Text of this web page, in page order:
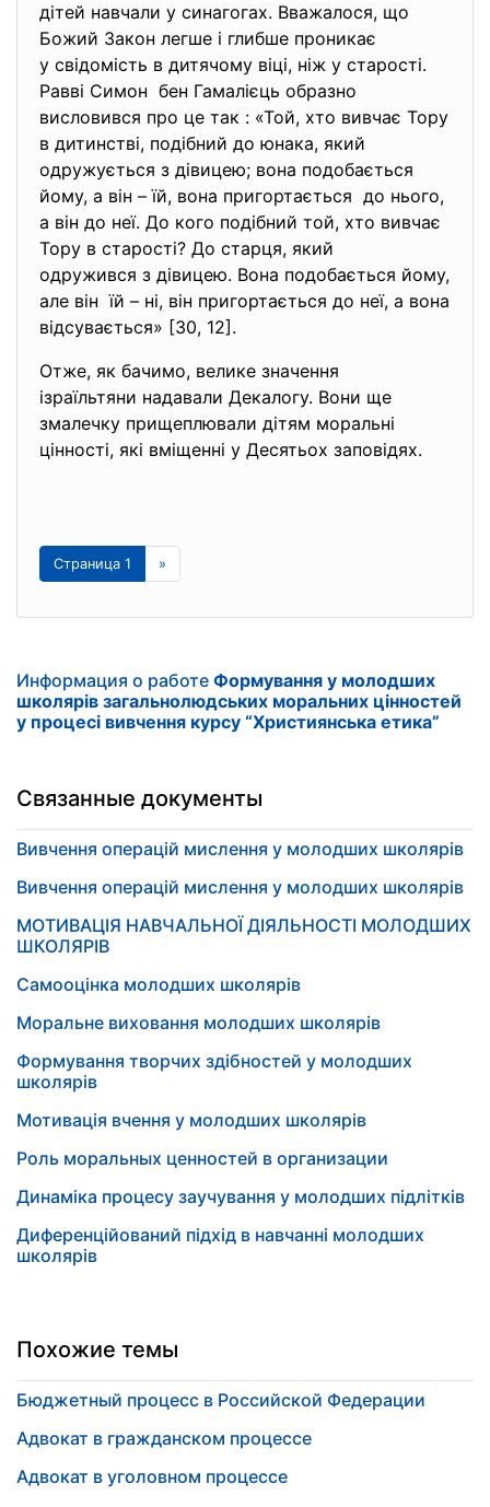
дітей навчали у синагогах. Вважалося, що
Божий Закон легше і глибше проникає
у свідомість в дитячому віці, ніж у старості.
Равві Симон бен Гамалієць образно
висловився про це так : «Той, хто вивчає Тору
в дитинстві, подібний до юнака, який
одружується з дівицею; вона подобається
йому, а він – їй, вона пригортається до нього,
а він до неї. До кого подібний той, хто вивчає
Тору в старості? До старця, який
одружився з дівицею. Вона подобається йому,
але він їй – ні, він пригортається до неї, а вона
відсувається» [30, 12].
Отже, як бачимо, велике значення
ізраїльтяни надавали Декалогу. Вони ще
змалечку прищеплювали дітям моральні
цінності, які вміщенні у Десятьох заповідях.
Страница 1 »
Информация о работе Формування у молодших
школярів загальнолюдських моральних цінностей
у процесі вивчення курсу “Християнська етика”
Связанные документы
Вивчення операцій мислення у молодших школярів
Вивчення операцій мислення у молодших школярів
МОТИВАЦІЯ НАВЧАЛЬНОЇ ДІЯЛЬНОСТІ МОЛОДШИХ
ШКОЛЯРІВ
Самооцінка молодших школярів
Моральне виховання молодших школярів
Формування творчих здібностей у молодших
школярів
Мотивація вчення у молодших школярів
Роль моральных ценностей в организации
Динаміка процесу заучування у молодших підлітків
Диференційований підхід в навчанні молодших
школярів
Похожие темы
Бюджетный процесс в Российской Федерации
Адвокат в гражданском процессе
Адвокат в уголовном процессе